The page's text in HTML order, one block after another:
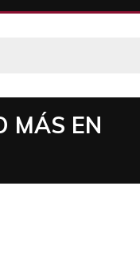
MÁS EN